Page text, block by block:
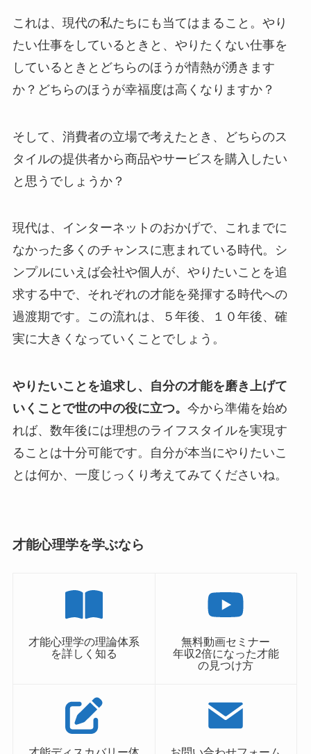
これは、現代の私たちにも当てはまること。やり
たい仕事をしているときと、やりたくない仕事を
しているときとどちらのほうが情熱が湧きます
か？どちらのほうが幸福度は高くなりますか？
そして、消費者の立場で考えたとき、どちらのス
タイルの提供者から商品やサービスを購入したい
と思うでしょうか？
現代は、インターネットのおかげで、これまでに
なかった多くのチャンスに恵まれている時代。シ
ンプルにいえば会社や個人が、やりたいことを追
求する中で、それぞれの才能を発揮する時代への
過渡期です。この流れは、５年後、１０年後、確
実に大きくなっていくことでしょう。
やりたいことを追求し、自分の才能を磨き上げて
いくことで世の中の役に立つ。 今から準備を始め
れば、数年後には理想のライフスタイルを実現す
ることは十分可能です。自分が本当にやりたいこ
とは何か、一度じっくり考えてみてくださいね。
才能心理学を学ぶなら
才能心理学の理論体系
を詳しく知る
無料動画セミナー
年収2倍になった才能
の見つけ方